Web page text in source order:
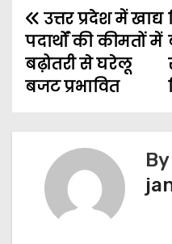
उत्तर प्रदेश में खाद्य
पदार्थों की कीमतों में
बढ़ोतरी से घरेलू
बजट प्रभावित
By